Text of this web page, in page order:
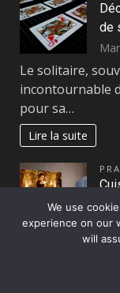
de
Le solitaire,
incontournable
pour sa…
Lire la suite
Organiser une
activité
We use
experience on our
will